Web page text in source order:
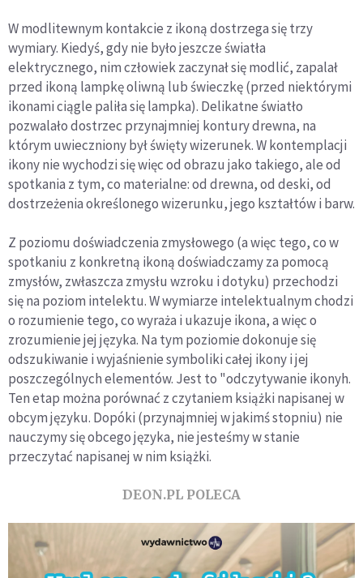
W modlitewnym kontakcie z ikoną dostrzega się trzy
wymiary. Kiedyś, gdy nie było jeszcze światła
elektrycznego, nim człowiek zaczynał się modlić, zapalał
przed ikoną lampkę oliwną lub świeczkę (przed niektórymi
ikonami ciągle paliła się lampka). Delikatne światło
pozwalało dostrzec przynajmniej kontury drewna, na
którym uwieczniony był święty wizerunek. W kontemplacji
ikony nie wychodzi się więc od obrazu jako takiego, ale od
spotkania z tym, co materialne: od drewna, od deski, od
dostrzeżenia określonego wizerunku, jego kształtów i barw.
Z poziomu doświadczenia zmysłowego (a więc tego, co w
spotkaniu z konkretną ikoną doświadczamy za pomocą
zmysłów, zwłaszcza zmysłu wzroku i dotyku) przechodzi
się na poziom intelektu. W wymiarze intelektualnym chodzi
o rozumienie tego, co wyraża i ukazuje ikona, a więc o
zrozumienie jej języka. Na tym poziomie dokonuje się
odszukiwanie i wyjaśnienie symboliki całej ikony i jej
poszczególnych elementów. Jest to "odczytywanie ikonyh.
Ten etap można porównać z czytaniem książki napisanej w
obcym języku. Dopóki (przynajmniej w jakimś stopniu) nie
nauczymy się obcego języka, nie jesteśmy w stanie
przeczytać napisanej w nim książki.
DEON.PL POLECA